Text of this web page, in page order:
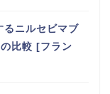
るニルセビマブ
比較 [フラン